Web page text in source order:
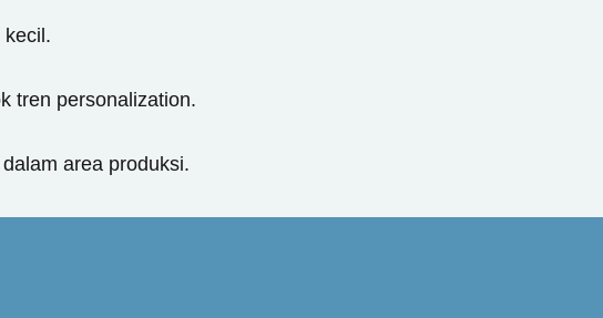
tren personalization.
area produksi.